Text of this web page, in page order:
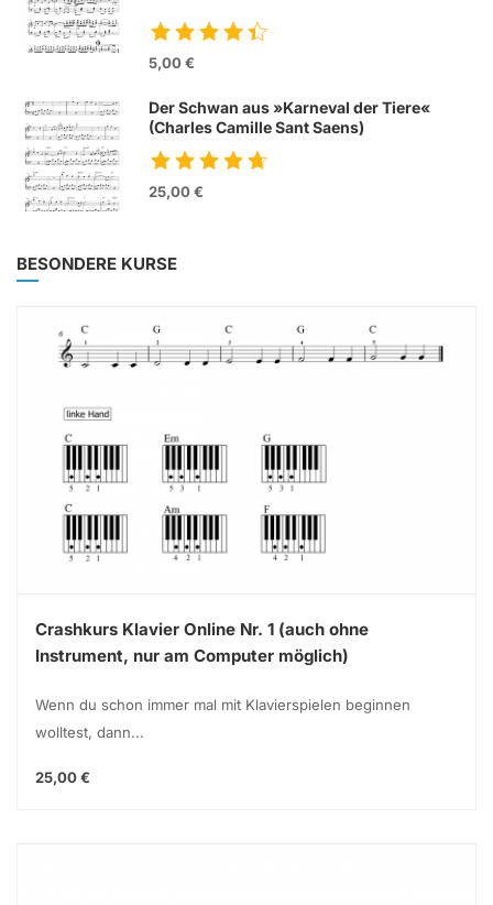
5,00 €
Der Schwan aus »Karneval der Tiere«
(Charles Camille Sant Saens)
25,00 €
BESONDERE KURSE
Crashkurs Klavier Online Nr. 1 (auch ohne
Instrument, nur am Computer möglich)
Wenn du schon immer mal mit Klavierspielen beginnen
wolltest, dann...
25,00 €